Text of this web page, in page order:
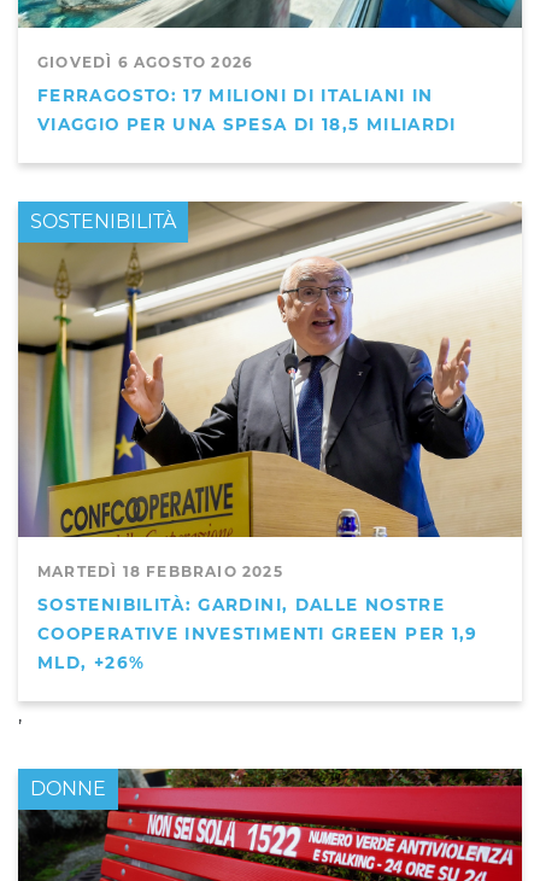
GIOVEDÌ 6 AGOSTO 2026
FERRAGOSTO: 17 MILIONI DI ITALIANI IN
VIAGGIO PER UNA SPESA DI 18,5 MILIARDI
MARTEDÌ 18 FEBBRAIO 2025
SOSTENIBILITÀ: GARDINI, DALLE NOSTRE
COOPERATIVE INVESTIMENTI GREEN PER 1,9
MLD, +26%
PRIMO PIANO
,
SOSTENIBILITÀ
DONNE